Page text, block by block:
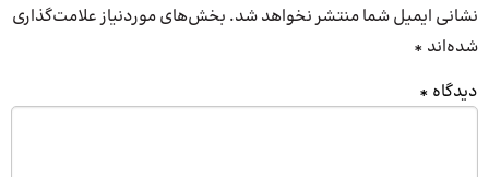
نشانی ایمیل شما منتشر نخواهد شد. بخش‌های موردنیاز علامت‌گذاری
شده‌اند *
دیدگاه *